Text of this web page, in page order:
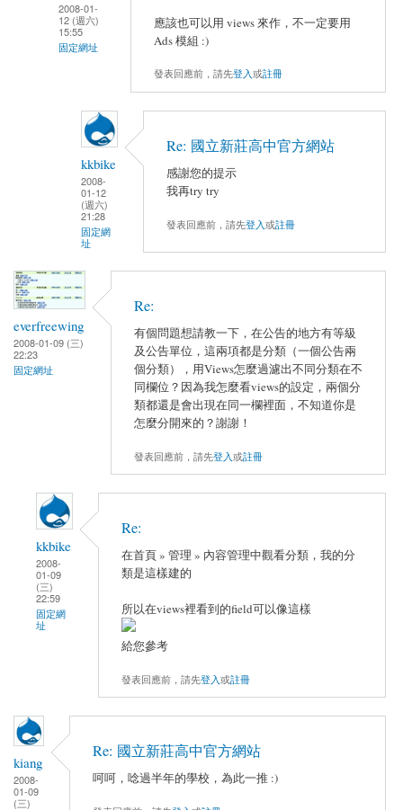
2008-01-
12 (週六)
15:55
固定網址
應該也可以用 views 來作，不一定要用
Ads 模組 :)
發表回應前，請先登入或註冊
kkbike
2008-
01-12
(週六)
21:28
固定網
址
Re: 國立新莊高中官方網站
感謝您的提示
我再try try
發表回應前，請先登入或註冊
everfreewing
2008-01-09 (三)
22:23
固定網址
Re:
有個問題想請教一下，在公告的地方有等級
及公告單位，這兩項都是分類（一個公告兩
個分類），用Views怎麼過濾出不同分類在不
同欄位？因為我怎麼看views的設定，兩個分
類都還是會出現在同一欄裡面，不知道你是
怎麼分開來的？謝謝！
發表回應前，請先登入或註冊
kkbike
2008-
01-09
(三)
22:59
固定網
址
Re:
在首頁 » 管理 » 內容管理中觀看分類，我的分
類是這樣建的
所以在views裡看到的field可以像這樣
給您參考
發表回應前，請先登入或註冊
kiang
2008-
01-09
(三)
Re: 國立新莊高中官方網站
呵呵，唸過半年的學校，為此一推 :)